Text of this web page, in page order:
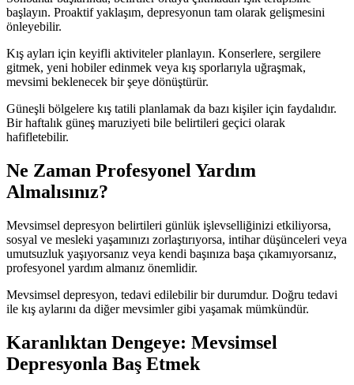
başlayın. Proaktif yaklaşım, depresyonun tam olarak gelişmesini
önleyebilir.
Kış ayları için keyifli aktiviteler planlayın. Konserlere, sergilere
gitmek, yeni hobiler edinmek veya kış sporlarıyla uğraşmak,
mevsimi beklenecek bir şeye dönüştürür.
Güneşli bölgelere kış tatili planlamak da bazı kişiler için faydalıdır.
Bir haftalık güneş maruziyeti bile belirtileri geçici olarak
hafifletebilir.
Ne Zaman Profesyonel Yardım
Almalısınız?
Mevsimsel depresyon belirtileri günlük işlevselliğinizi etkiliyorsa,
sosyal ve mesleki yaşamınızı zorlaştırıyorsa, intihar düşünceleri veya
umutsuzluk yaşıyorsanız veya kendi başınıza başa çıkamıyorsanız,
profesyonel yardım almanız önemlidir.
Mevsimsel depresyon, tedavi edilebilir bir durumdur. Doğru tedavi
ile kış aylarını da diğer mevsimler gibi yaşamak mümkündür.
Karanlıktan Dengeye: Mevsimsel
Depresyonla Baş Etmek